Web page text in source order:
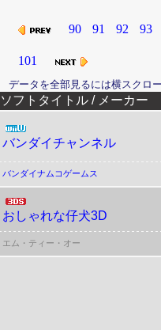
90 91 92 93
101
リース日
ソフトタイトル / メーカー
バンダイチャンネル
バンダイナムコゲームス
おしゃれな仔犬3D
エム・ティー・オー